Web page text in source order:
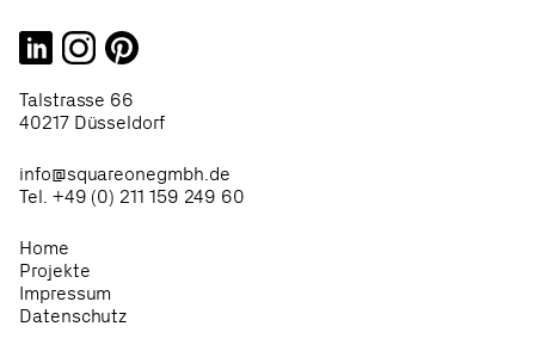
Talstrasse 66
40217 Düsseldorf
info@squareonegmbh.de
Tel. +49 (0) 211 159 249 60
Home
Projekte
Impressum
Datenschutz